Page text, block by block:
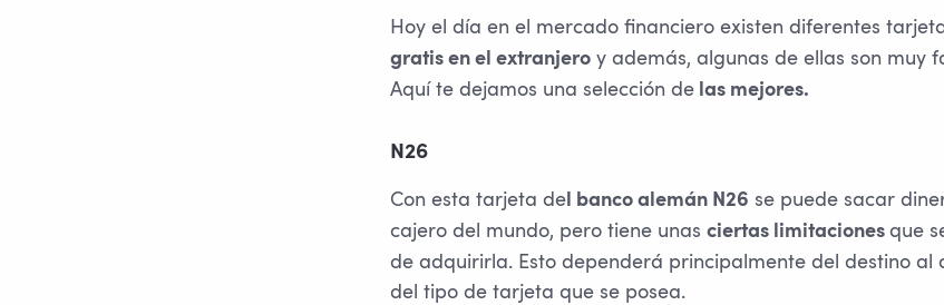
Hoy el día en el mercado financiero existen diferentes
gratis en el extranjeroy además, algunas de ellas son muy
Aquí te dejamos una selección delas mejores.
N26
Con esta tarjeta del banco alemán N26 se puede sacar
cajero del mundo, pero tiene unas ciertas limitaciones que
de adquirirla. Esto dependerá principalmente del destino al
del tipo de tarjeta que se posea.